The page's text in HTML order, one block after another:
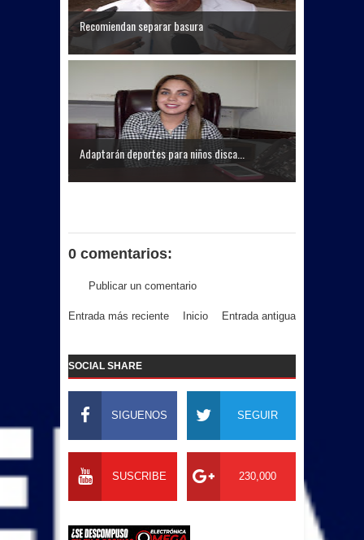
Recomiendan separar basura
Adaptarán deportes para niños disca...
0 comentarios:
Publicar un comentario
Entrada más reciente Entrada antigua
Inicio
SOCIAL SHARE
SIGUENOS SEGUIR
SUSCRIBE 230,000